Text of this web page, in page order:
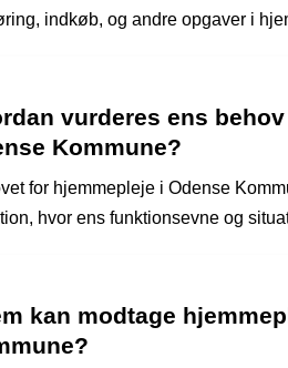
indkøb, og andre opgaver i
vurderes ens
Kommune?
for hjemmepleje i Odense
hvor ens funktionsevne og
kan modtage